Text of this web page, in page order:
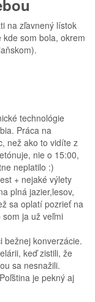
na zľavnený lístok
kde som bola, okrem
technológie
Práca na
než ako to vidíte z
nie o 15:00,
neplatilo :)
+ nejaké výlety
plná jazier,lesov,
sa oplatí pozrieť na
som ja už veľmi
bežnej konverzácie.
keď zistili, že
sa nesnažili.
je pekný aj